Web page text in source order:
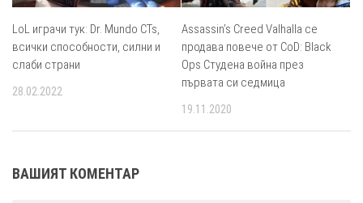
LoL играчи тук: Dr. Mundo CTs,
всички способности, силни и
слаби страни
28.02.2022
Assassin’s Creed Valhalla се
продава повече от CoD: Black
Ops Студена война през
първата си седмица
19.11.2020
ВАШИЯТ КОМЕНТАР